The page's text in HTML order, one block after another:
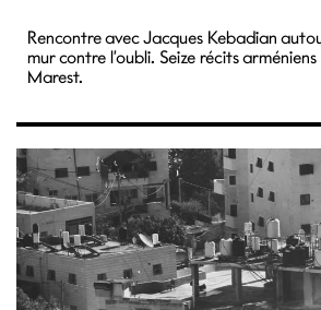
Rencontre avec Jacques Kebadian
mur contre l’oubli. Seize récits
Marest.